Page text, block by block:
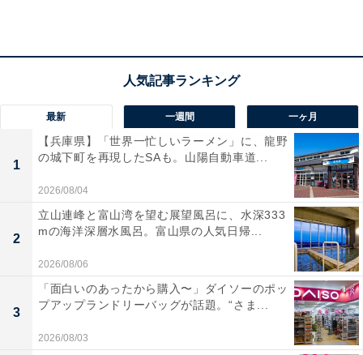
「あいのやまの湯」の口コミは？
「あいのやまの湯」には以下のような口コミが寄せられ
ています。
地下1200メートルから湧き出る天然温泉は肌にやさ
しくなめらかで、露天風呂から赤城山の麓や前橋の
最新 一週間 一ヶ月
1
【兵庫県】「世界一忙しいラーメン」に、龍野
の城下町を再現したSAも。山陽自動車道...
2026/08/04
2
立山連峰と富山湾を望む展望風呂に、水深333
mの海洋深層水風呂。富山県の人気日帰...
2026/08/06
3
「面白いのあったから購入〜」ダイソーのポッ
プアップランドリーバッグが話題。“さま...
2026/08/03